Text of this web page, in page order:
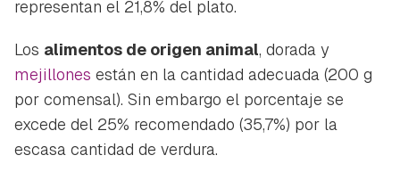
representan el 21,8% del plato.
Los alimentos de origen animal, dorada y
mejillones están en la cantidad adecuada (200 g
por comensal). Sin embargo el porcentaje se
excede del 25% recomendado (35,7%) por la
escasa cantidad de verdura.